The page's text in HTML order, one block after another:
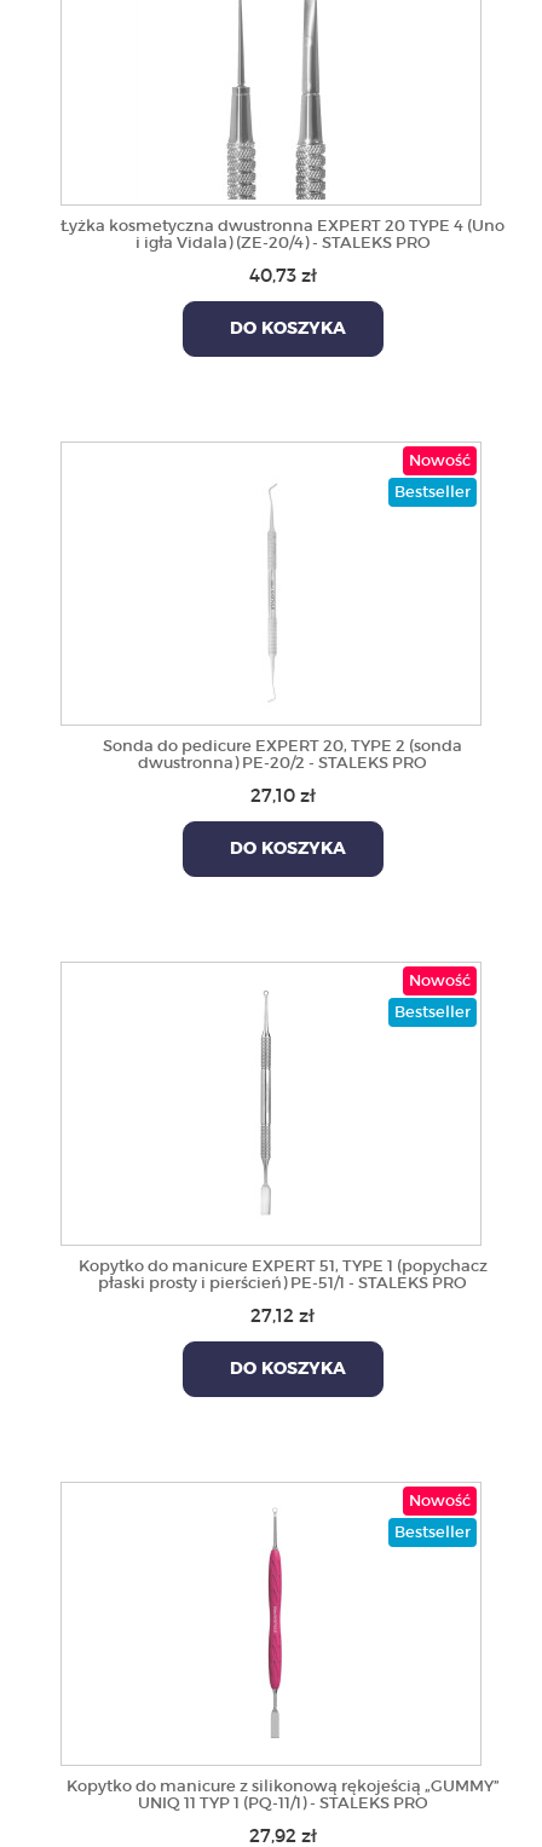
Łyżka kosmetyczna dwustronna EXPERT 20 TYPE 4 (Uno
i igła Vidala) (ZE-20/4) - STALEKS PRO
40,73 zł
DO KOSZYKA
Nowość
Bestseller
Sonda do pedicure EXPERT 20, TYPE 2 (sonda
dwustronna) PE-20/2 - STALEKS PRO
27,10 zł
DO KOSZYKA
Nowość
Bestseller
Kopytko do manicure EXPERT 51, TYPE 1 (popychacz
płaski prosty i pierścień) PE-51/1 - STALEKS PRO
27,12 zł
DO KOSZYKA
Nowość
Bestseller
Kopytko do manicure z silikonową rękojeścią „GUMMY”
UNIQ 11 TYP 1 (PQ-11/1) - STALEKS PRO
27,92 zł